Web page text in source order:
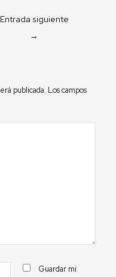
Entrada siguiente
→
publicada. Los campos
Guardar mi